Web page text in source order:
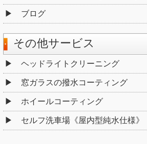
ブログ
その他サービス
ヘッドライトクリーニング
窓ガラスの撥水コーティング
ホイールコーティング
セルフ洗車場《屋内型純水仕様》